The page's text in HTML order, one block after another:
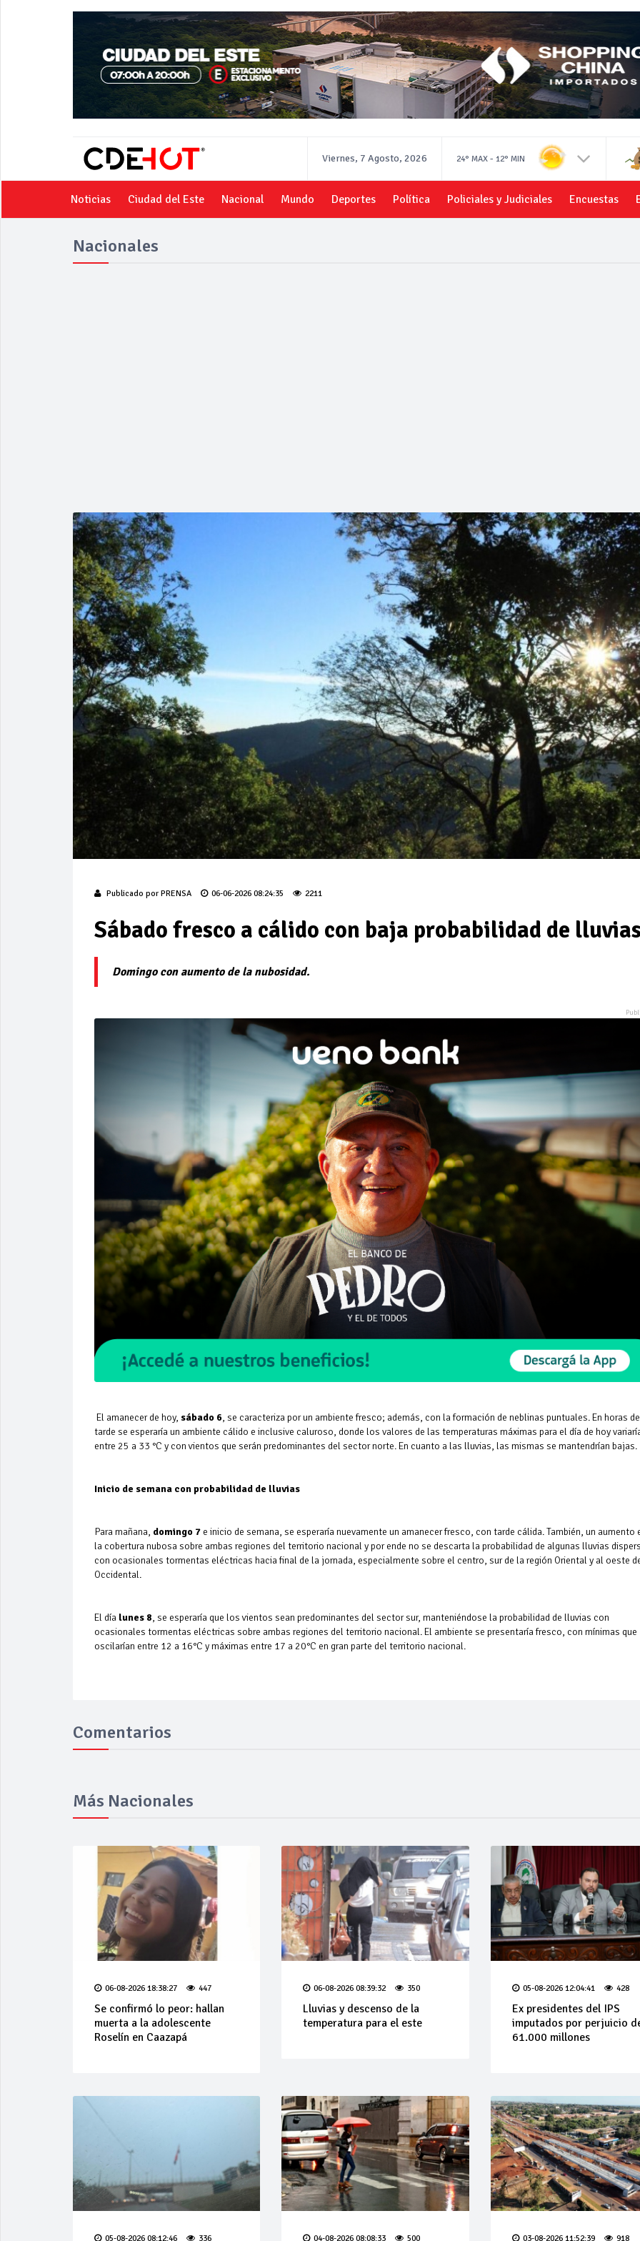
Viernes, 7 Agosto, 2026 24° MAX - 12° MIN
Noticias Ciudad del Este Nacional Mundo Deportes Política Policiales y Judiciales Encuestas
Nacionales
Publicado por PRENSA 06-06-2026 08:24:35 2211
Sábado fresco a cálido con baja probabilidad de
Domingo con aumento de la nubosidad.
El amanecer de hoy, sábado 6, se caracteriza por un ambiente fresco; además, con la formación de neblinas puntuales. En horas
tarde se esperaría un ambiente cálido e inclusive caluroso, donde los valores de las temperaturas máximas para el día de hoy
entre 25 a 33 °C y con vientos que serán predominantes del sector norte. En cuanto a las lluvias, las mismas se mantendrían bajas.
Inicio de semana con probabilidad de lluvias
Para mañana, domingo 7 e inicio de semana, se esperaría nuevamente un amanecer fresco, con tarde cálida. También, un aumento
la cobertura nubosa sobre ambas regiones del territorio nacional y por ende no se descarta la probabilidad de algunas lluvias
con ocasionales tormentas eléctricas hacia final de la jornada, especialmente sobre el centro, sur de la región Oriental y al oeste
Occidental.
El día lunes 8, se esperaría que los vientos sean predominantes del sector sur, manteniéndose la probabilidad de lluvias con
ocasionales tormentas eléctricas sobre ambas regiones del territorio nacional. El ambiente se presentaría fresco, con mínimas que
oscilarían entre 12 a 16°C y máximas entre 17 a 20°C en gran parte del territorio nacional.
Comentarios
Más Nacionales
06-08-2026 18:38:27 447
Se confirmó lo peor: hallan
muerta a la adolescente
Roselín en Caazapá
06-08-2026 08:39:32 350
Lluvias y descenso de la
temperatura para el este
05-08-2026 12:04:41 428
Ex presidentes del IPS
imputados por perjuicio
61.000 millones
05-08-2026 08:12:46 336 04-08-2026 08:08:33 500 03-08-2026 11:52:39 918